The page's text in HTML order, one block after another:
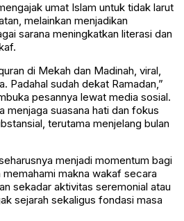
umat Islam untuk tidak larut
melainkan menjadikan
sarana meningkatkan literasi dan
di Mekah dan Madinah, viral,
Padahal sudah dekat Ramadan,”
pesannya lewat media sosial.
menjaga suasana hati dan fokus
terutama menjelang bulan
menjadi momentum bagi
makna wakaf secara
sekadar aktivitas seremonial atau
sejarah sekaligus fondasi masa